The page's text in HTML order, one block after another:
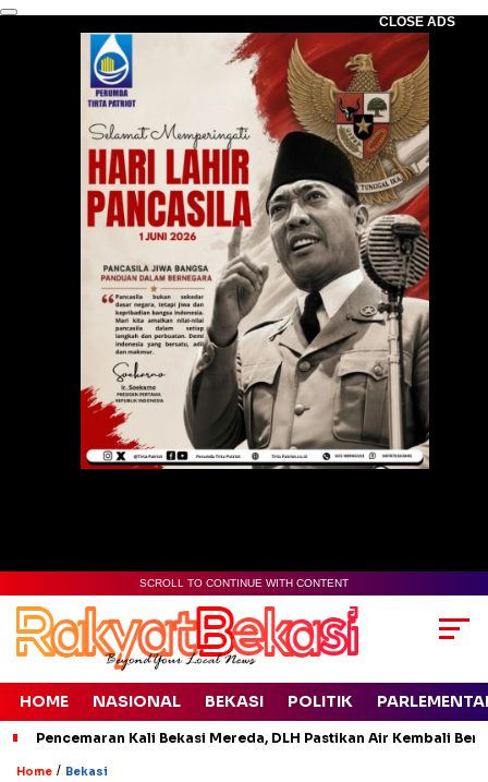
CLOSE ADS
SCROLL TO CONTINUE WITH CONTENT
HOME NASIONAL BEKASI POLITIK
Pencemaran Kali Bekasi Mereda, DLH Pastikan Air Kembali
Home / Bekasi